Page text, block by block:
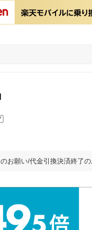
お願い/代金引換決済終了